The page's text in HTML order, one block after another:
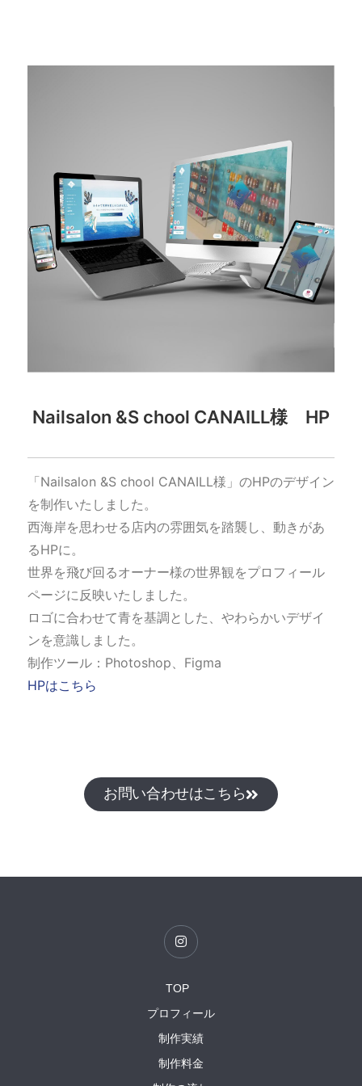
Nailsalon &S chool CANAILL様 HP
「Nailsalon &S chool CANAILL様」のHPのデザイン
を制作いたしました。
西海岸を思わせる店内の雰囲気を踏襲し、動きがあ
るHPに。
世界を飛び回るオーナー様の世界観をプロフィール
ページに反映いたしました。
ロゴに合わせて青を基調とした、やわらかいデザイ
ンを意識しました。
制作ツール：Photoshop、Figma
HPはこちら
お問い合わせはこちら
I
n
s
a
g
a
m
TOP
プロフィール
制作実績
制作料金